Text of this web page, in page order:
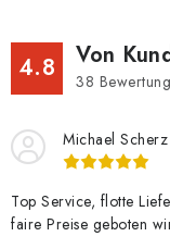
4.8 Von
38
Michael Scherz
Top Service, flotte
faire Preise geboten